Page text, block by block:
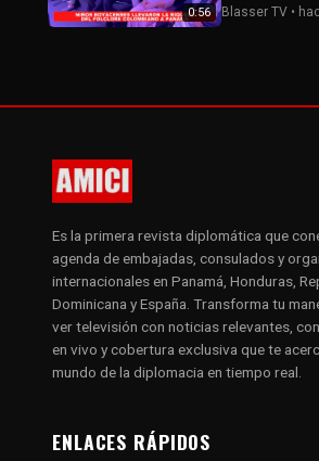
0:56 Blasser TV •
Es la primera revista diplomática que
agenda de embajadas, consulados y
internacionales en Panamá, Honduras,
Dominicana y España. Transforma tu
ver televisión con noticias relevantes,
en vivo y cobertura exclusiva que te
mundo de la diplomacia en tiempo real.
ENLACES RÁPIDOS